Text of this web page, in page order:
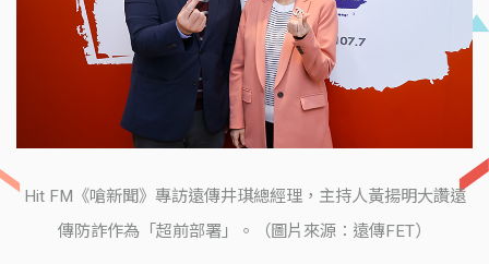
Hit FM《嗆新聞》專訪遠傳井琪總經理，主持人黃揚明大讚遠
傳防詐作為「超前部署」。（圖片來源：遠傳FET）